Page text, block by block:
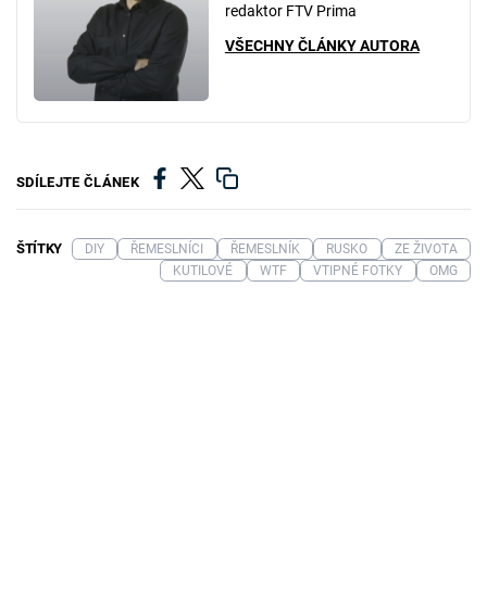
redaktor FTV Prima
VŠECHNY ČLÁNKY AUTORA
SDÍLEJTE ČLÁNEK
ŠTÍTKY DIY ŘEMESLNÍCI ŘEMESLNÍK RUSKO
ZE ŽIVOTA
KUTILOVÉ
WTF VTIPNÉ FOTKY OMG